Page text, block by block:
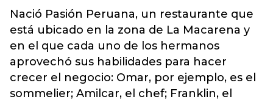
Nació Pasión Peruana, un restaurante que
está ubicado en la zona de La Macarena y
en el que cada uno de los hermanos
aprovechó sus habilidades para hacer
crecer el negocio: Omar, por ejemplo, es el
sommelier; Amilcar, el chef; Franklin, el